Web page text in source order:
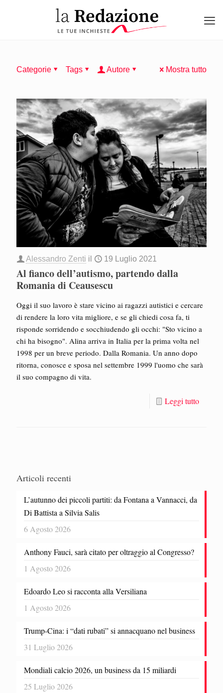
Categorie Tags Autore Mostra tutto
Alessandro Zenti il 19 Luglio 2021
Al fianco dell’autismo, partendo dalla
Romania di Ceausescu
Oggi il suo lavoro è stare vicino ai ragazzi autistici e cercare
di rendere la loro vita migliore, e se gli chiedi cosa fa, ti
risponde sorridendo e socchiudendo gli occhi: "Sto vicino a
chi ha bisogno". Alina arriva in Italia per la prima volta nel
1998 per un breve periodo. Dalla Romania. Un anno dopo
ritorna, conosce e sposa nel settembre 1999 l'uomo che sarà
il suo compagno di vita.
Leggi tutto
Articoli recenti
L’autunno dei piccoli partiti: da Fontana a Vannacci, da
Di Battista a Silvia Salis
6 Agosto 2026
Anthony Fauci, sarà citato per oltraggio al Congresso?
1 Agosto 2026
Edoardo Leo si racconta alla Versiliana
1 Agosto 2026
Trump-Cina: i “dati rubati” si annacquano nel business
31 Luglio 2026
Mondiali calcio 2026, un business da 15 miliardi
25 Luglio 2026